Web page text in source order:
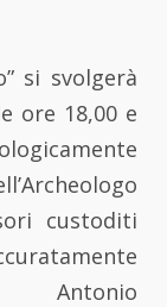
si svolgerà
ore 18,00 e
custoditi
Antonio